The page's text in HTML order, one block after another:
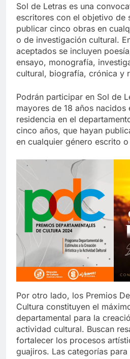
Sol de Letras es una
escritores con el objetivo de
publicar cinco obras en
o de investigación cultural.
aceptados se incluyen
ensayo, monografía,
cultural, biografía, crónica y
Podrán participar en Sol de
mayores de 18 años nacidos
residencia en el
cinco años, que hayan
en cualquier género escrito
Por otro lado, los Premios
Cultura constituyen el
departamental para la
actividad cultural. Buscan
fortalecer los procesos
guajiros. Las categorías